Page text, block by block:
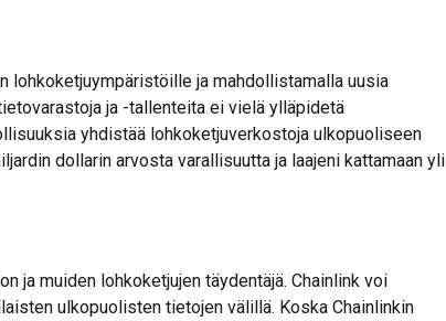
lohkoketjuympäristöille ja mahdollistamalla uusia
ja -tallenteita ei vielä ylläpidetä
yhdistää lohkoketjuverkostoja ulkopuoliseen
dollarin arvosta varallisuutta ja laajeni kattamaan yli
ja muiden lohkoketjujen täydentäjä. Chainlink voi
ulkopuolisten tietojen välillä. Koska Chainlinkin